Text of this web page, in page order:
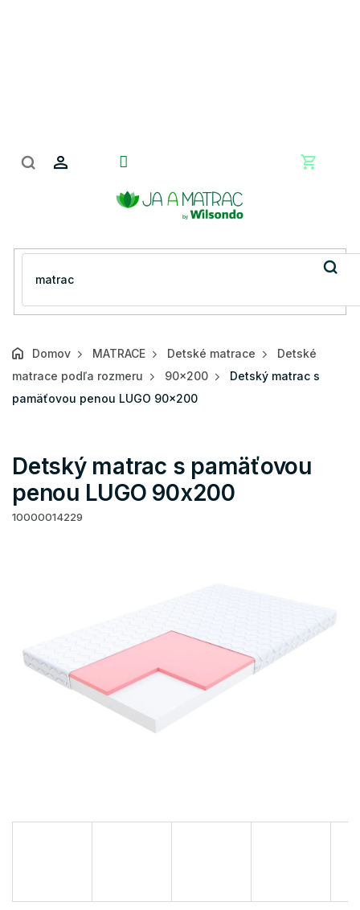
Domov MATRACE Detské matrace
Detské
matrace podľa rozmeru
90x200
Detský matrac s
pamäťovou penou LUGO 90x200
Detský matrac s pamäťovou
penou LUGO 90x200
10000014229